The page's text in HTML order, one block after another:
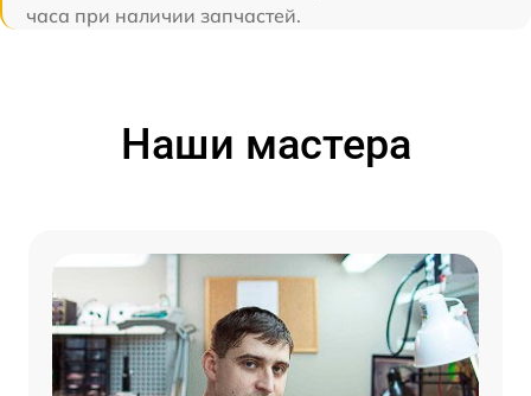
часа при наличии запчастей.
Наши мастера